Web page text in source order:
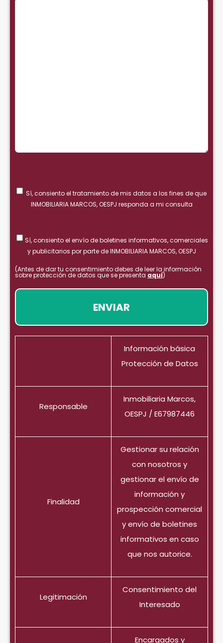
Sí, consiento el tratamiento de mis datos a los fines de que
INMOBILIARIA MARCOS, OESPJ responda a mi consulta
Sí, consiento el envío de boletines informativos, comerciales
y publicitarios por parte de INMOBILIARIA MARCOS, OESPJ
(Antes de dar tu consentimiento debes de leer la información
sobre protección de datos que se presenta aquí)
Información básica
Protección de Datos
Responsable
Inmobiliaria Marcos,
OESPJ / E67987446
Finalidad
Gestionar su relación
con nosotros y
gestionar el envío de
información y
prospección comercial
y envío de boletines
informativos en caso
que nos autorice.
Legitimación
Consentimiento del
Interesado
Encargados y